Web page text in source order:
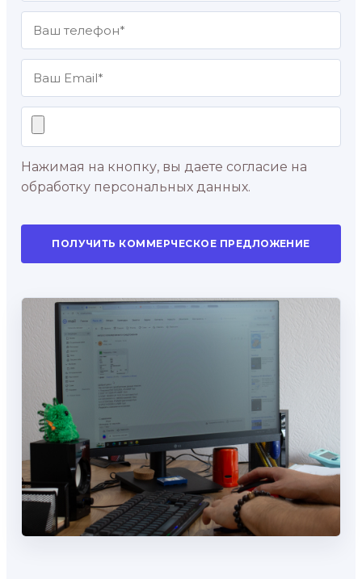
Нажимая на кнопку, вы даете согласие на
обработку персональных данных.
ПОЛУЧИТЬ КОММЕРЧЕСКОЕ ПРЕДЛОЖЕНИЕ